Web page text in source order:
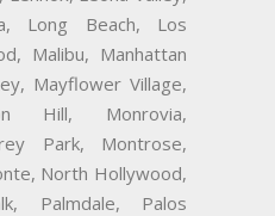
Long Beach, Los
Malibu, Manhattan
Mayflower Village,
Hill, Monrovia,
Park, Montrose,
North Hollywood,
Palmdale, Palos